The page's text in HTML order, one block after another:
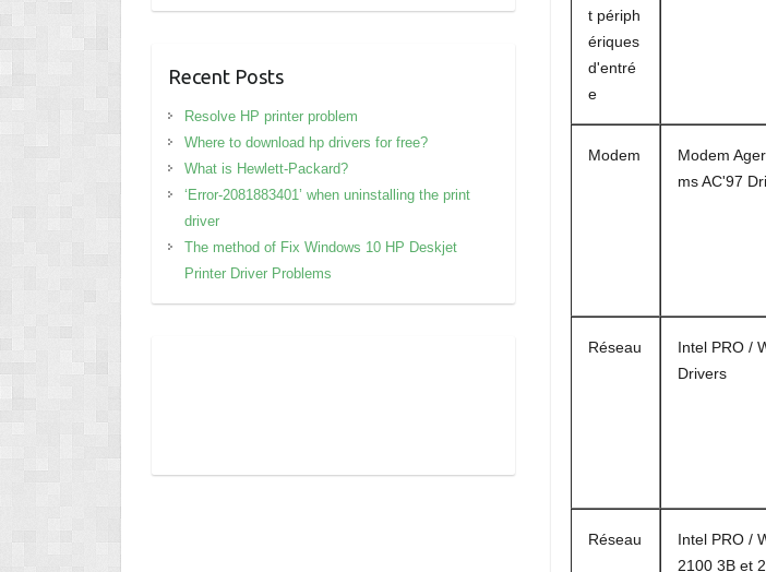
t périph
ériques
d'entré
e
Modem
Modem
ms AC'97
Réseau
Intel PRO /
Drivers
Réseau
Intel PRO /
2100 3B et
Recent Posts
Resolve HP printer problem
Where to download hp drivers for free?
What is Hewlett-Packard?
‘Error-2081883401’ when uninstalling the print
driver
The method of Fix Windows 10 HP Deskjet
Printer Driver Problems